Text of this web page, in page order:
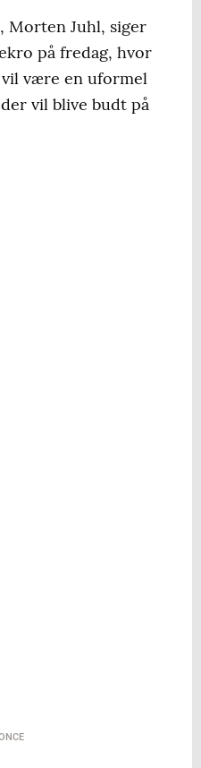
Morten Juhl, siger
på fredag, hvor
være en uformel
vil blive budt på